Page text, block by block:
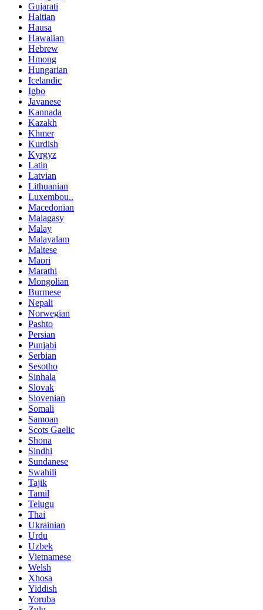
Gujarati
Haitian
Hausa
Hawaiian
Hebrew
Hmong
Hungarian
Icelandic
Igbo
Javanese
Kannada
Kazakh
Khmer
Kurdish
Kyrgyz
Latin
Latvian
Lithuanian
Luxembou..
Macedonian
Malagasy
Malay
Malayalam
Maltese
Maori
Marathi
Mongolian
Burmese
Nepali
Norwegian
Pashto
Persian
Punjabi
Serbian
Sesotho
Sinhala
Slovak
Slovenian
Somali
Samoan
Scots Gaelic
Shona
Sindhi
Sundanese
Swahili
Tajik
Tamil
Telugu
Thai
Ukrainian
Urdu
Uzbek
Vietnamese
Welsh
Xhosa
Yiddish
Yoruba